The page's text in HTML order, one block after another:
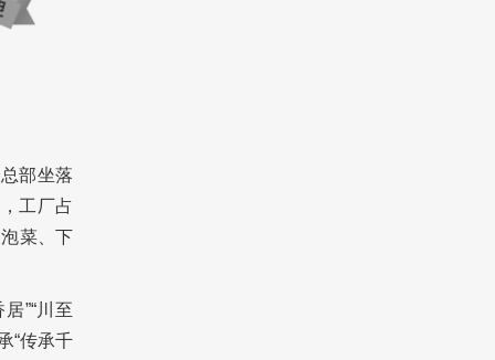
部坐落
工厂占
菜、下
”“川至
“传承千